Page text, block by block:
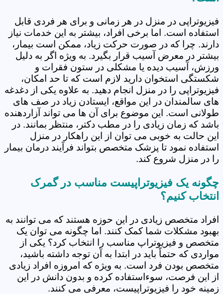
فیزیوتراپی در منزل در هر زمانی و برای هر فردی قابل
استفاده است. اما برخی افراد، بیشتر به این خدمات نیاز
دارند. چرا که در صورت حرکت زیاد، ممکن است بیمار،
بیشتر در معرض آسیب قرار بگیرد. به ویژه اگر به دلیل
ورزش، آسیب دیده یا مشکلی در ستون فقرات و
شکستگی استخوان دارید لازم است که تا حد امکان،
فیزیوتراپی را در منزل انجام دهید. به علاوه یکی از دغدغه
های سالمندان در این مواقع، ایستادن زیاد در صف های
طولانی است. این موضوع برای آن ها می تواند آزاردهنده
باشد که زمان زیادی را در مطب دکتر، منتظر بمانند. در
این حالت به خوبی می توان از این راهکار در منزل
استفاده نمود تا پزشک متخصص بتواند فرآیند درمان بیمار
را در منزل شروع کند.
چگونه یک فیزیوتراپیست مناسب در گمرک
انتخاب کنیم؟
افراد متخصص زیادی در این حوزه هستند که می توانند به
بهبود مشکلات شما کمک کنند. اما چگونه می توان یک
متخصص و فیزیوتراپ مناسب را انتخاب کرد؟ یکی از
مواردی که حتماً باید در ابتدا به آن توجه داشته باشید،
متخصص بودن فرد است. به ویژه که امروزه افراد زیادی
از این فرصت، سوءاستفاده کرده و بدون دانش در این
زمینه خود را فیزیوتراپیست، معرفی می کنند.